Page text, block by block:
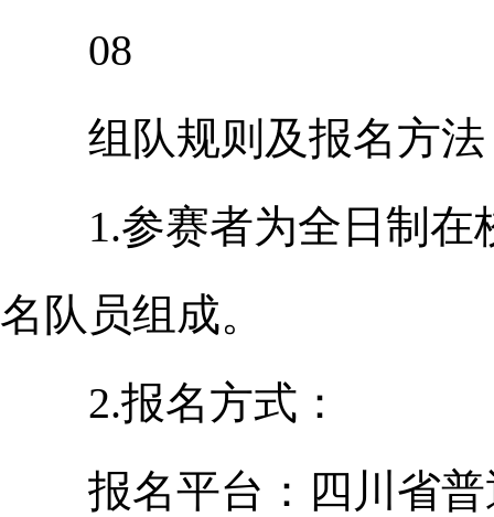
08
组队规则及报名方法
1.参赛者为全日制在
名队员组成。
2.报名方式：
报名平台：四川省普